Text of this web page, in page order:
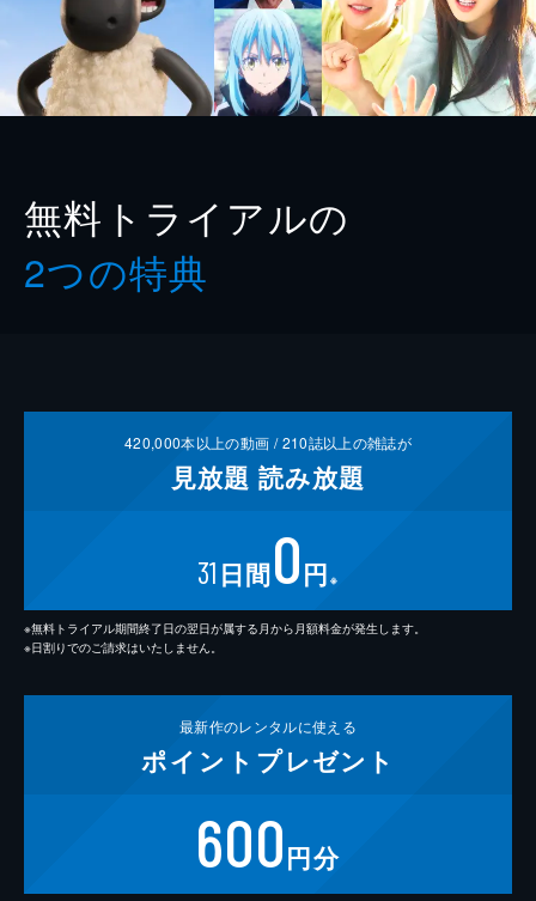
無料トライアルの
2つの特典
420,000本以上の動画 /210誌以上の雑誌が
見放題 読み放題
31 日間0円 ※
※無料トライアル期間終了日の翌日が属する月から月額料金が発生します。
※日割りでのご請求はいたしません。
最新作のレンタルに使える
ポイント プレゼント
600円分